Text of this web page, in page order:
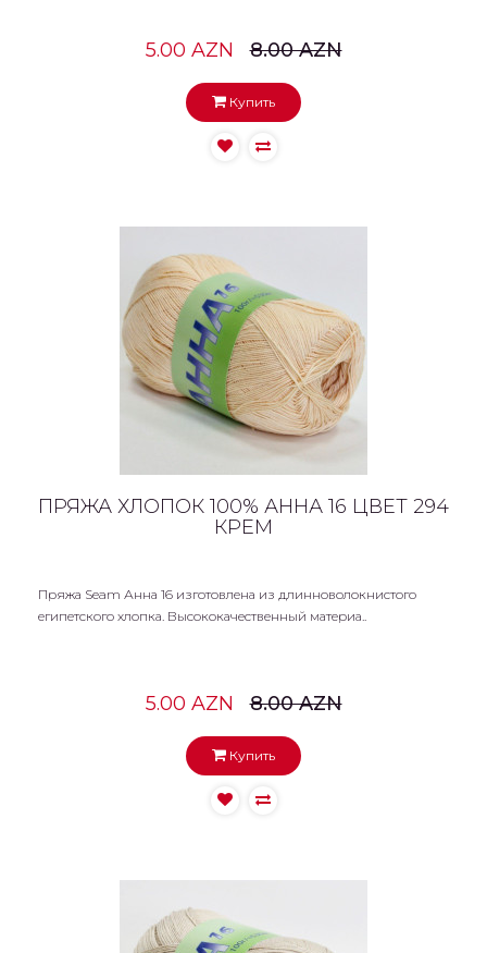
5.00 AZN 8.00 AZN
Купить
ПРЯЖА ХЛОПОК 100% АННА 16 ЦВЕТ 294
КРЕМ
Пряжа Seam Анна 16 изготовлена из длинноволокнистого
египетского хлопка. Высококачественный материа..
5.00 AZN 8.00 AZN
Купить